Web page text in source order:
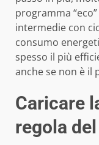
programma
intermedie con
consumo
spesso il più
anche se non è il
Caricare
regola